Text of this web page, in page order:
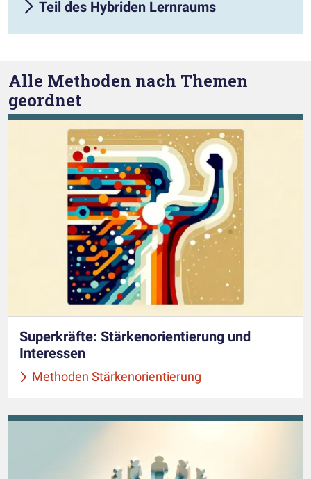
Teil des Hybriden Lernraums
Alle Methoden nach Themen
geordnet
Superkräfte: Stärkenorientierung und
Interessen
Methoden Stärkenorientierung